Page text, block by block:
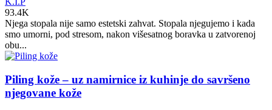
93.4K
Njega stopala nije samo estetski zahvat. Stopala njegujemo i kada
smo umorni, pod stresom, nakon višesatnog boravka u zatvorenoj
obu...
Piling kože – uz namirnice iz kuhinje do savršeno
njegovane kože